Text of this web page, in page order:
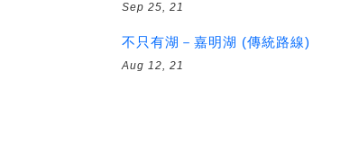
Sep 25, 21
不只有湖－嘉明湖 (傳統路線)
Aug 12, 21